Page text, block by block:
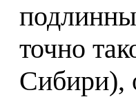
точно
Сибири),